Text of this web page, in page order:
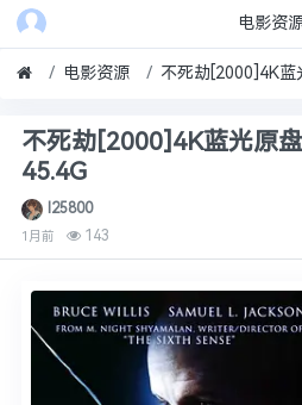
电影资
电影资源 不死劫[2000]4K蓝
不死劫[2000]4K蓝光原
45.4G
l25800
1月前 143